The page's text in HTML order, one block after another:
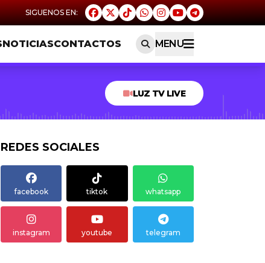
NOTICIASCONTACTOS MENU
LUZ TV LIVE
REDES SOCIALES
facebook tiktok whatsapp
instagram youtube telegram